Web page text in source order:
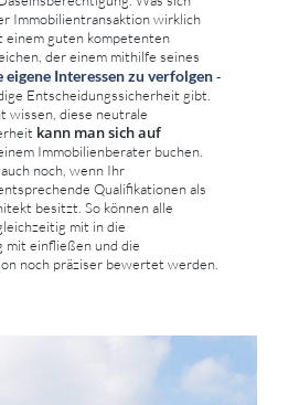
Immobilientransaktion wirklich
einem guten kompetenten
der einem mithilfe seines
eigene Interessen zu verfolgen-
Entscheidungssicherheit gibt.
wissen, diese neutrale
kann man sich auf
Immobilienberater buchen.
noch, wenn Ihr
Qualifikationen als
besitzt. So können alle
mit in die
mit einfließen und die
noch präziser bewertet werden.